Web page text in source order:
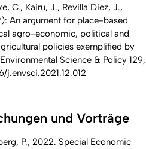
C., Kairu, J., Revilla Diez, J.,
An argument for place-based
agro-economic, political and
policies exemplified by
Science & Policy 129,
j.envsci.2021.12.012
und Vorträge
P., 2022. Special Economic